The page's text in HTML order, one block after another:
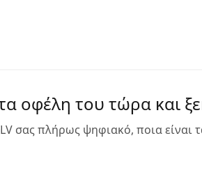
οφέλη του τώρα και
σας πλήρως ψηφιακό, ποια είναι